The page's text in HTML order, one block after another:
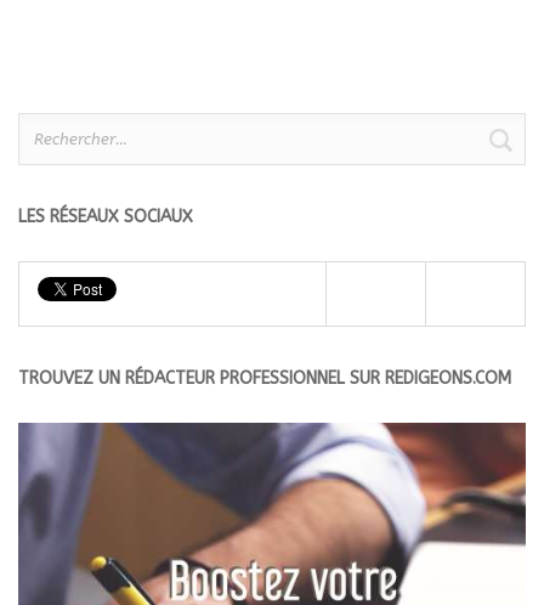
LES RÉSEAUX SOCIAUX
TROUVEZ UN RÉDACTEUR PROFESSIONNEL SUR REDIGEONS.COM